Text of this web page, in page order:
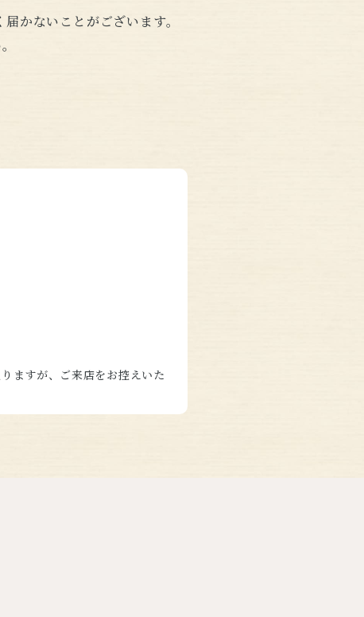
かないことがございます。
ますが、ご来店をお控えいた